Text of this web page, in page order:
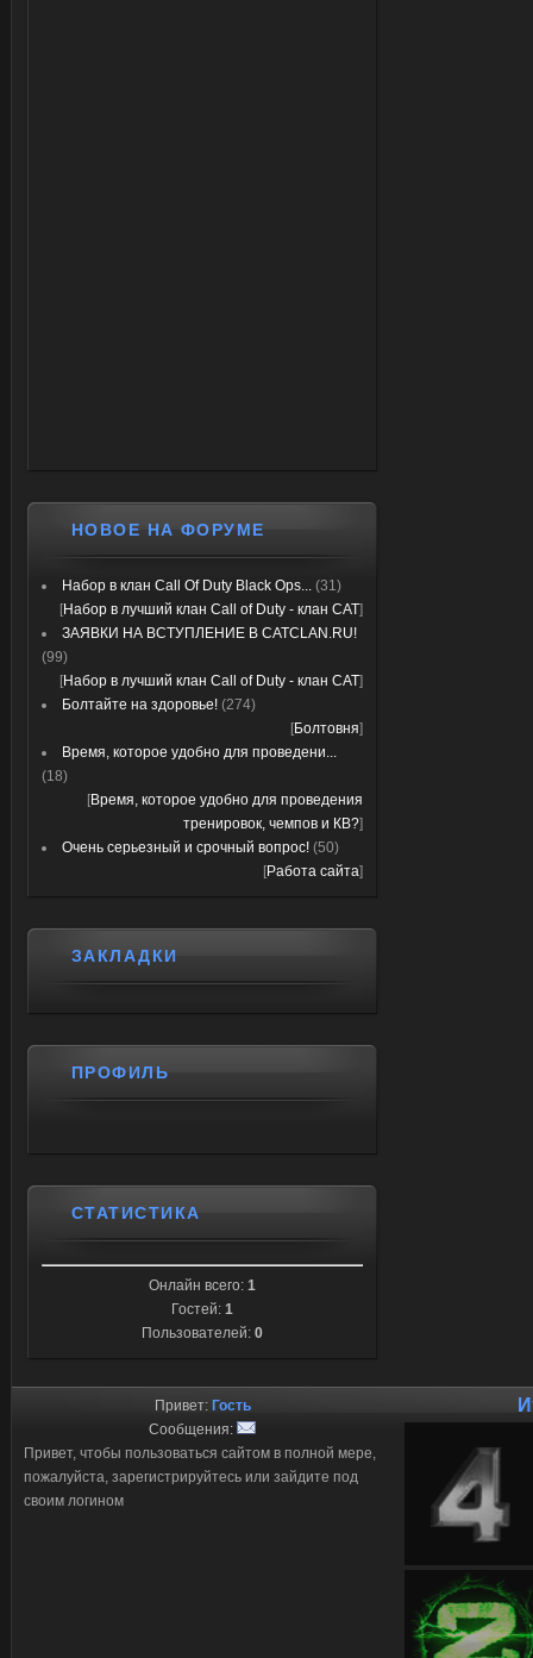
НОВОЕ НА ФОРУМЕ
Набор в клан Call Of Duty Black Ops... (31)
[Набор в лучший клан Call of Duty - клан CAT]
ЗАЯВКИ НА ВСТУПЛЕНИЕ В CATCLAN.RU!
(99)
[Набор в лучший клан Call of Duty - клан CAT]
Болтайте на здоровье! (274)
[Болтовня]
Время, которое удобно для проведени...
(18)
[Время, которое удобно для проведения
тренировок, чемпов и КВ?]
Очень серьезный и срочный вопрос! (50)
[Работа сайта]
ЗАКЛАДКИ
ПРОФИЛЬ
СТАТИСТИКА
Онлайн всего: 1
Гостей: 1
Пользователей: 0
Привет: Гость
Сообщения:
Привет, чтобы пользоваться сайтом в полной мере,
пожалуйста, зарегистрируйтесь или зайдите под
своим логином